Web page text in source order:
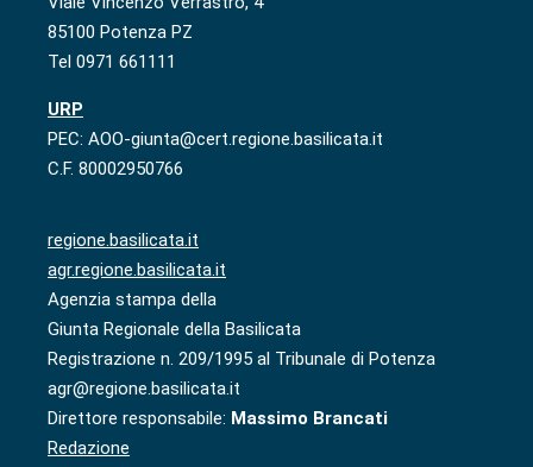
85100 Potenza PZ
Tel 0971 661111
URP
PEC: AOO-giunta@cert.regione.basilicata.it
C.F. 80002950766
regione.basilicata.it
agr.regione.basilicata.it
Agenzia stampa della
Giunta Regionale della Basilicata
Registrazione n. 209/1995 al Tribunale di Potenza
agr@regione.basilicata.it
Direttore responsabile: Massimo Brancati
Redazione